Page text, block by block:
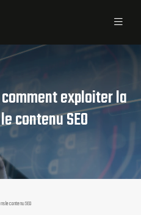
exploiter la
contenu SEO
le contenu SEO